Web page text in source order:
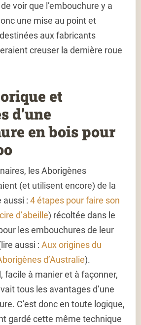
voir que l’embouchure y a
une mise au point et
aux fabricants
creuser la dernière roue
et
d’une
en bois pour
les Aborigènes
(et utilisent encore) de la
aussi :4 étapes pour faire son
d’abeille) récoltée dans le
les embouchures de leur
aussi :Aux origines du
d’Australie).
facile à manier et à façonner,
tous les avantages d’une
C’est donc en toute logique,
gardé cette même technique